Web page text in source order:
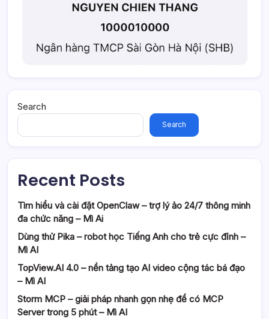
Search
Search
Recent Posts
Tìm hiểu và cài đặt OpenClaw – trợ lý ảo 24/7 thông minh
đa chức năng – Mì Ai
Dùng thử Pika – robot học Tiếng Anh cho trẻ cực đỉnh –
Mì AI
TopView.AI 4.0 – nền tảng tạo AI video cộng tác bá đạo
– Mì AI
Storm MCP – giải pháp nhanh gọn nhẹ để có MCP
Server trong 5 phút – Mì AI